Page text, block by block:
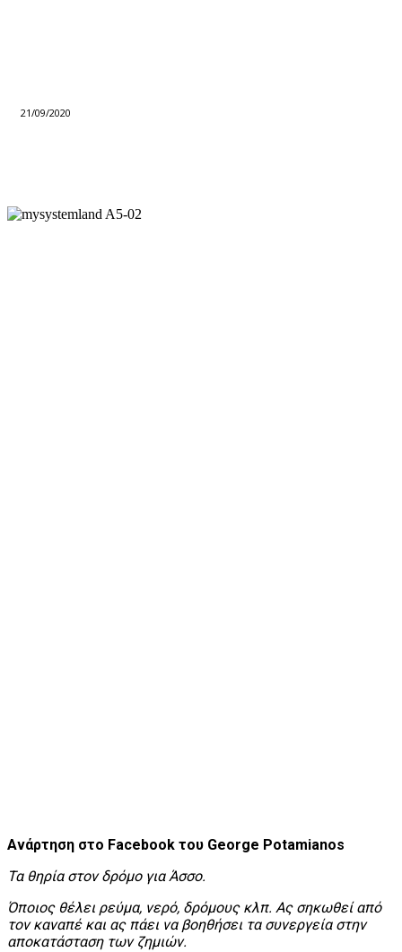
21/09/2020
Ανάρτηση στο Facebook του George Potamianos
Τα θηρία στον δρόμο για Άσσο.
Όποιος θέλει ρεύμα, νερό, δρόμους κλπ. Ας σηκωθεί από
τον καναπέ και ας πάει να βοηθήσει τα συνεργεία στην
αποκατάσταση των ζημιών.